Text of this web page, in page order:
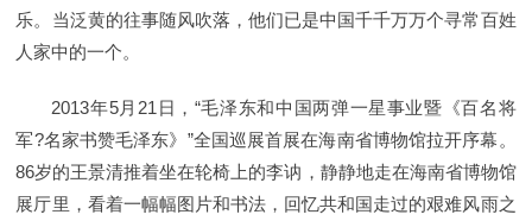
乐。当泛黄的往事随风吹落，他们已是中国千千万万个寻常百姓
人家中的一个。
2013年5月21日，“毛泽东和中国两弹一星事业暨《百名将
军?名家书赞毛泽东》”全国巡展首展在海南省博物馆拉开序幕。
86岁的王景清推着坐在轮椅上的李讷，静静地走在海南省博物馆
展厅里，看着一幅幅图片和书法，回忆共和国走过的艰难风雨之